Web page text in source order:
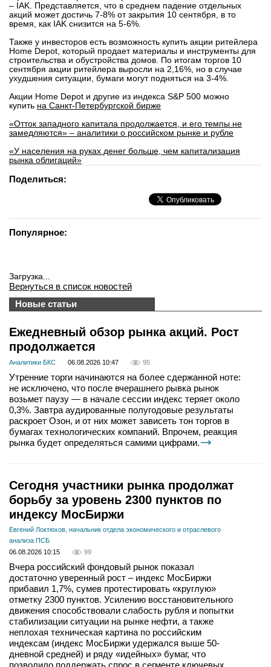
– IAK. Представляется, что в среднем падение отдельных
акций может достичь 7-8% от закрытия 10 сентября, в то
время, как IAK снизится на 5-6%.
Также у инвесторов есть возможность купить акции ритейлера
Home Depot, который продает материалы и инструменты для
строительства и обустройства домов. По итогам торгов 10
сентября акции ритейлера выросли на 2,16%, но в случае
ухудшения ситуации, бумаги могут подняться на 3-4%.
Акции Home Depot и другие из индекса S&P 500 можно
купить на Санкт-Петербургской бирже
«Отток западного капитала продолжается, и его темпы не
замедляются» – аналитики о российском рынке и рубле
«У населения на руках денег больше, чем капитализация
рынка облигаций»
Поделиться:
Популярное:
Загрузка...
Вернуться в список новостей
Новые статьи
Ежедневный обзор рынка акций. Рост
продолжается
Аналитики БКС 06.08.2026 10:47 95
Утренние торги начинаются на более сдержанной ноте:
не исключено, что после вчерашнего рывка рынок
возьмет паузу — в начале сессии индекс теряет около
0,3%. Завтра аудированные полугодовые результаты
раскроет Озон, и от них может зависеть тон торгов в
бумагах технологических компаний. Впрочем, реакция
рынка будет определяться самими цифрами.
Сегодня участники рынка продолжат
борьбу за уровень 2300 пунктов по
индексу МосБиржи
Евгений Локтюхов, начальник отдела экономического и отраслевого
анализа ПСБ
06.08.2026 10:15
99
Вчера российский фондовый рынок показал
достаточно уверенный рост – индекс МосБиржи
прибавил 1,7%, сумев протестировать «круглую»
отметку 2300 пунктов. Усилению восстановительного
движения способствовали слабость рубля и попытки
стабилизации ситуации на рынке нефти, а также
неплохая техническая картина по российским
индексам (индекс МосБиржи удержался выше 50-
дневной средней) и ряду «идейных» бумаг, что